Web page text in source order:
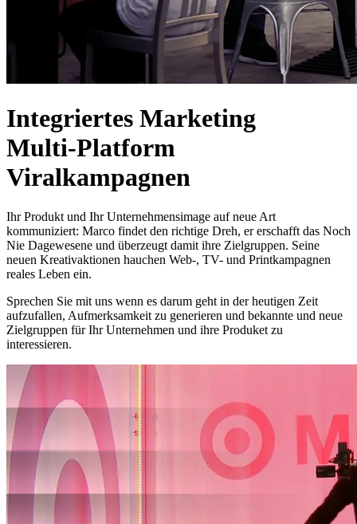
Integriertes Marketing
Multi-Platform
Viralkampagnen
Ihr Produkt und Ihr Unternehmensimage auf neue Art
kommuniziert: Marco findet den richtige Dreh, er erschafft das Noch
Nie Dagewesene und überzeugt damit ihre Zielgruppen. Seine
neuen Kreativaktionen hauchen Web-, TV- und Printkampagnen
reales Leben ein.
Sprechen Sie mit uns wenn es darum geht in der heutigen Zeit
aufzufallen, Aufmerksamkeit zu generieren und bekannte und neue
Zielgruppen für Ihr Unternehmen und ihre Produket zu
interessieren.